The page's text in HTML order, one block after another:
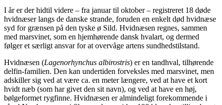
I år er der hidtil videre – fra januar til oktober – registreret 18 døde
hvidnæser langs de danske strande, foruden en enkelt død hvidnæse
syd for grænsen på den tyske ø Sild. Hvidnæsen regnes, sammen
med marsvinet, som en hjemhørende dansk hvalart, og dermed
følger et særligt ansvar for at overvåge artens sundhedstilstand.
Hvidnæsen (Lagenorhynchus albirostris) er en tandhval, tilhørende
delfin-familien. Den kan undertiden forveksles med marsvinet, men
adskiller sig ved at være ca. en meter længere, ved at have et kort
hvidt næb (som har givet den sit navn), og ved at have en høj,
bølgeformet rygfinne. Hvidnæsen er almindeligt forekommende i